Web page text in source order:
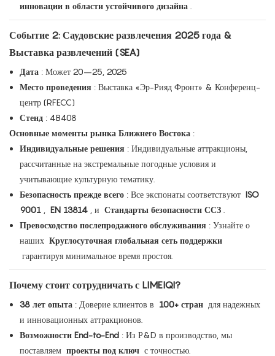
инновации в области устойчивого дизайна
Событие 2: Саудовские развлечения 2025 года &
Выставка развлечений (SEA)
Дата : Может 20–25, 2025
Место проведения : Выставка «Эр-Рияд Фронт» & Конференц-
центр (RFECC)
Стенд : 4B408
Основные моменты рынка Ближнего Востока :
Индивидуальные решения : Индивидуальные аттракционы,
рассчитанные на экстремальные погодные условия и
учитывающие культурную тематику.
Безопасность прежде всего : Все экспонаты соответствуют ISO
9001
EN 13814 , и Стандарты безопасности ССЗ
Превосходство послепродажного обслуживания : Узнайте о
наших Круглосуточная глобальная сеть поддержки
гарантируя минимальное время простоя.
Почему стоит сотрудничать с LIMEIQI?
38 лет опыта : Доверие клиентов в 100+ стран для надежных
и инновационных аттракционов.
Возможности End-to-End : Из Р&D в производство, мы
поставляем проекты под ключ с точностью.